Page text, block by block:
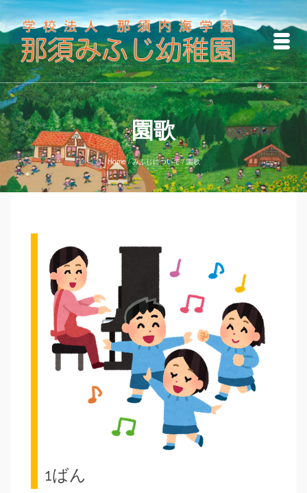
園歌
Home / みふじについて / 園歌
1ばん